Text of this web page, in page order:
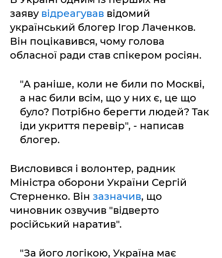
заяву відреагував відомий
український блогер Ігор Лаченков.
Він поцікавився, чому голова
обласної ради став спікером росіян.
"А раніше, коли не били по Москві,
а нас били всім, що у них є, це що
було? Потрібно берегти людей? Так
іди укриття перевір", - написав
блогер.
Висловився і волонтер, радник
Міністра оборони України Сергій
Стерненко. Він зазначив, що
чиновник озвучив "відверто
російський наратив".
"За його логікою, Україна має